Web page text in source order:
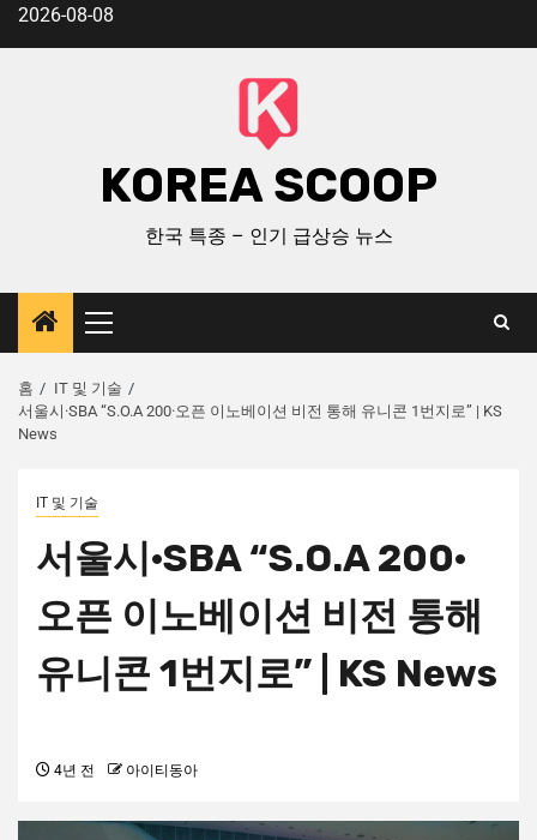
2026-08-08
KOREA SCOOP
한국 특종 – 인기 급상승 뉴스
홈
IT 및 기술
서울시·SBA “S.O.A 200·오픈 이노베이션 비전 통해 유니콘 1번지로” | KS
News
IT 및 기술
서울시·SBA “S.O.A 200·
오픈 이노베이션 비전 통해
유니콘 1번지로” | KS News
4년 전 아이티동아